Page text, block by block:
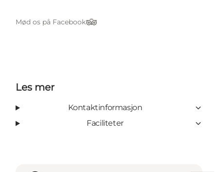
Mød os på Facebook
TripAdvisor
Les mer
Kontaktinformasjon
Faciliteter